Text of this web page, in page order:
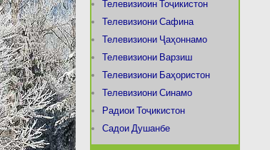
Телевизиоин Тоҷикистон
Телевизиони Сафина
Телевизиони Ҷаҳоннамо
Телевизиони Варзиш
Телевизиони Баҳористон
Телевизиони Синамо
Радиои Тоҷикистон
Садои Душанбе